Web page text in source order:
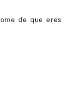
de que eres